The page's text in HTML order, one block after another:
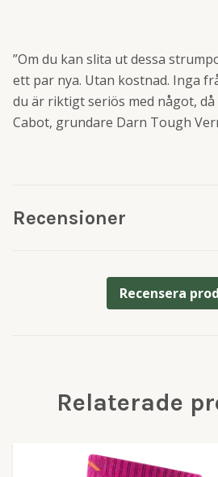
”Om du kan slita ut dessa
ett par nya. Utan kostnad. Inga
du är riktigt seriös med något, då
Cabot, grundare Darn Tough
Recensioner
Recensera
Relaterade